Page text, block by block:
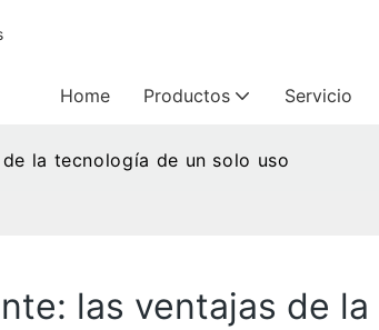
Home Productos Servicio
la tecnología de un solo uso
las ventajas de